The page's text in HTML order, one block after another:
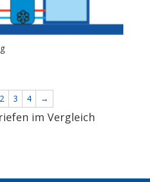
2 3 4 →
im Vergleich